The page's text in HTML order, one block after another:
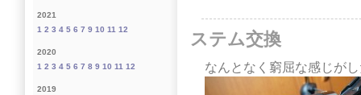
ステム交換
なんとなく窮屈な感じが
2021
1 2 3 4 5 6 7 9 10 11 12
2020
1 2 3 4 5 6 7 8 9 10 11 12
2019